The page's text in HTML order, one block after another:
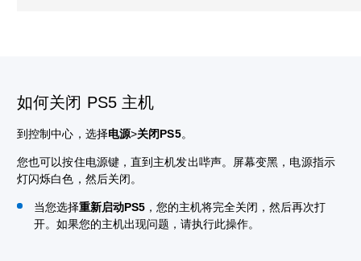
如何关闭 PS5 主机
到控制中心，选择电源>关闭PS5。
您也可以按住电源键，直到主机发出哔声。屏幕变黑，电源指示
灯闪烁白色，然后关闭。
当您选择重新启动PS5 ，您的主机将完全关闭，然后再次打
开。如果您的主机出现问题，请执行此操作。